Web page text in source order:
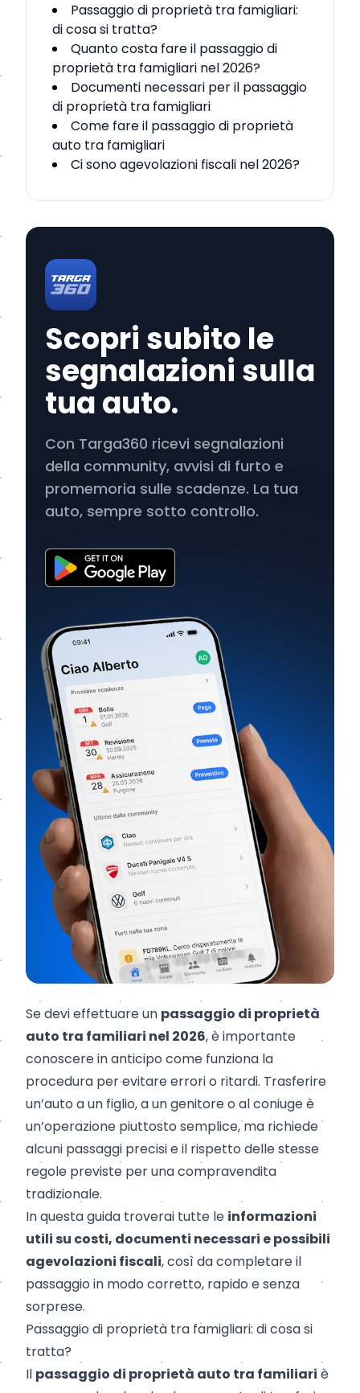
Passaggio di proprietà tra famigliari:
di cosa si tratta?
Quanto costa fare il passaggio di
proprietà tra famigliari nel 2026?
Documenti necessari per il passaggio
di proprietà tra famigliari
Come fare il passaggio di proprietà
auto tra famigliari
Ci sono agevolazioni fiscali nel 2026?
Scopri subito le
segnalazioni sulla
tua auto.
Con Targa360 ricevi segnalazioni
della community, avvisi di furto e
promemoria sulle scadenze. La tua
auto, sempre sotto controllo.
Se devi effettuare un passaggio di proprietà
auto tra familiari nel 2026, è importante
conoscere in anticipo come funziona la
procedura per evitare errori o ritardi. Trasferire
un’auto a un figlio, a un genitore o al coniuge è
un’operazione piuttosto semplice, ma richiede
alcuni passaggi precisi e il rispetto delle stesse
regole previste per una compravendita
tradizionale.
In questa guida troverai tutte le informazioni
utili su costi, documenti necessari e possibili
agevolazioni fiscali, così da completare il
passaggio in modo corretto, rapido e senza
sorprese.
Passaggio di proprietà tra famigliari: di cosa si
tratta?
Il passaggio di proprietà auto tra familiari è